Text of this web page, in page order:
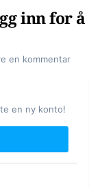
inn for å
en kommentar
en ny konto!